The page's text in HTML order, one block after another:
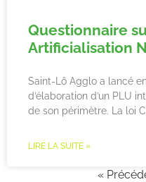
Questionnaire
Artificialisation
Saint-Lô Agglo a lancé
d’élaboration d’un PLU
de son périmètre. La loi
LIRE LA SUITE »
«